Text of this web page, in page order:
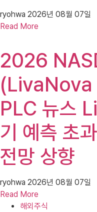
ryohwa 2026년 08월 07일
Read More
2026
(LivaNova
PLC 뉴스
기 예측 초
전망 상향
ryohwa 2026년 08월 07일
Read More
해외주식